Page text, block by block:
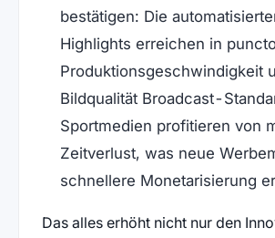
bestätigen: Die
Highlights erreichen in
Produktionsgeschwindigkeit
Bildqualität Broadcast-
Sportmedien profitieren von
Zeitverlust, was neue
schnellere Monetarisierung
Das alles erhöht nicht nur den